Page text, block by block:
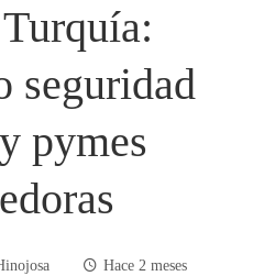
seguridad
pymes
Hace 2 meses